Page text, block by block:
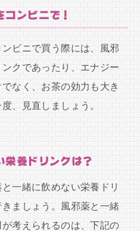
ンビニで！
ビニで買う際には、風邪
クであったり、エナジー
なく、お茶の効力も大き
、見直しましょう。
栄養ドリンクは？
一緒に飲めない栄養ドリ
ましょう。風邪薬と一緒
考えられるのは、下記の